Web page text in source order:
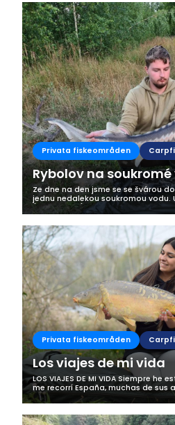
Privata fiskeområden
Rybolov na
Ze dne na den jsme se se švárou
jednu nedalekou soukromou vodu.
(cca na 20h) Opravdu jsme
nám dá tolik...
Privata fiskeområden
Los viajes de mi vida
LOS VIAJES DE MI VIDA Siempre
me recorrí España, muchas de sus
Orellana, Vellon, Lor, Guadiana.... Y
aunque lejos de mi...